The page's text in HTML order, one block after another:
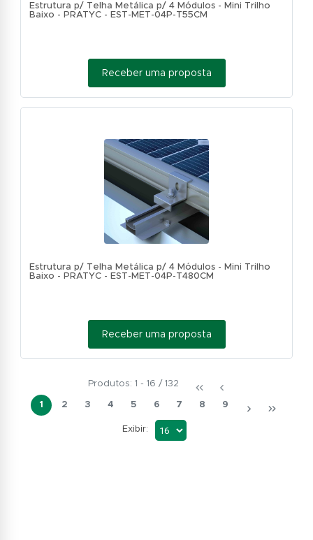
Estrutura p/ Telha Metálica p/ 4 Módulos - Mini Trilho
Baixo - PRATYC - EST-MET-04P-T55CM
Receber uma proposta
Estrutura p/ Telha Metálica p/ 4 Módulos - Mini Trilho
Baixo - PRATYC - EST-MET-04P-T480CM
Receber uma proposta
Produtos: 1 - 16 / 132
1 2 3 4 5 6 7 8 9
Exibir: